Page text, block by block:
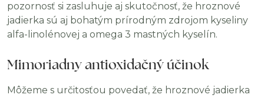
pozornosť si zasluhuje aj skutočnosť, že hroznové
jadierka sú aj bohatým prírodným zdrojom kyseliny
alfa-linolénovej a omega 3 mastných kyselín.
Mimoriadny antioxidačný účinok
Môžeme s určitosťou povedať, že hroznové jadierka